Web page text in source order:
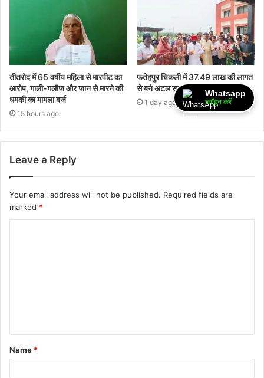
तीतरोद में 65 वर्षीय महिला से मारपीट का
आरोप, गाली-गलौज और जान से मारने की
धमकी का मामला दर्ज
15 hours ago
फतेहपुर चिकली में 37.49 लाख की लागत
से बने अटल सुशासन भवन का लोकार्पण,
1 day ago
Leave a Reply
Your email address will not be published. Required fields are
marked *
Name *
Whatsapp
ज्वॉइन करें